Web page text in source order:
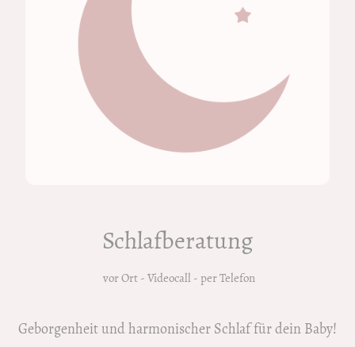
Schlafberatung
vor Ort - Videocall - per Telefon
Geborgenheit und harmonischer Schlaf für dein Baby!